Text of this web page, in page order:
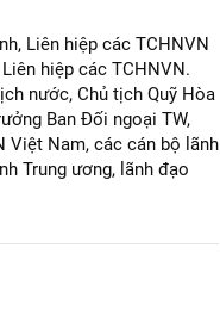
Liên hiệp các TCHNVN
hiệp các TCHNVN.
nước, Chủ tịch Quỹ Hòa
Ban Đối ngoại TW,
Việt Nam, các cán bộ lãnh
Trung ương, lãnh đạo